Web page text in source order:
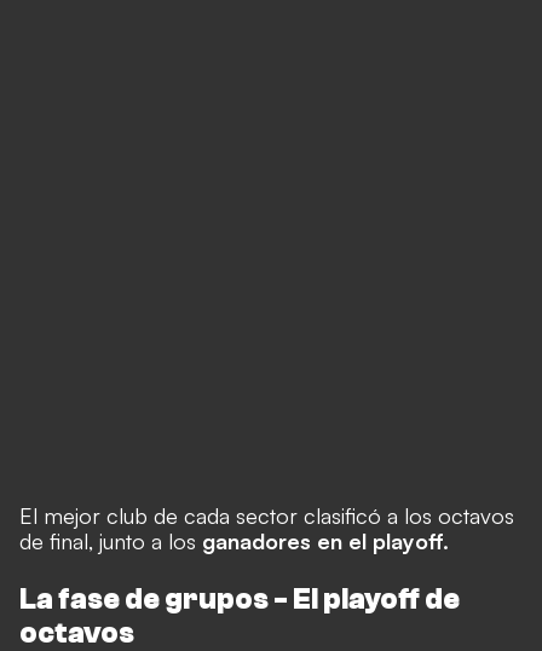
El mejor club de cada sector clasificó a los octavos
de final, junto a los ganadores en el playoff.
La fase de grupos- El playoff de
octavos